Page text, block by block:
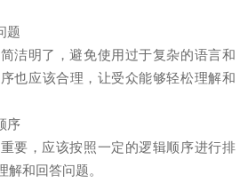
题
洁明了，避免使用过于复杂的语言和
也应该合理，让受众能够轻松理解和
序
要，应该按照一定的逻辑顺序进行排
解和回答问题。